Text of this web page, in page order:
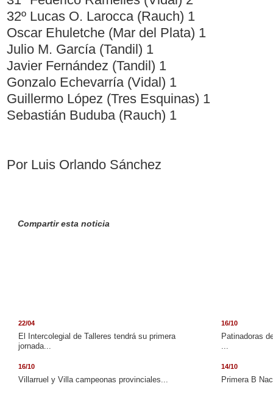
32º Lucas O. Larocca (Rauch) 1
Oscar Ehuletche (Mar del Plata) 1
Julio M. García (Tandil) 1
Javier Fernández (Tandil) 1
Gonzalo Echevarría (Vidal) 1
Guillermo López (Tres Esquinas) 1
Sebastián Buduba (Rauch) 1
Por Luis Orlando Sánchez
Compartir esta noticia
22/04
El Intercolegial de Talleres tendrá su primera
jornada...
16/10
Patinadoras
...
16/10
Villarruel y Villa campeonas provinciales...
14/10
Primera B